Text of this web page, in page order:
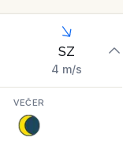
SZ
4 m/s
VEČER